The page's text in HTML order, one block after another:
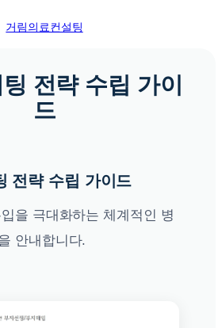
거림의료컨설팅
전략 수립 가이
드
전략 수립 가이드
을 극대화하는 체계적인 병
안내합니다.